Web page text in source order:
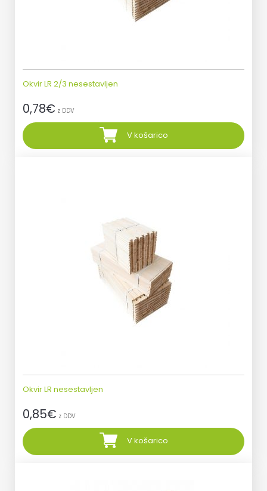
Okvir LR 2/3 nesestavljen
0,78€ z DDV
V košarico
Okvir LR nesestavljen
0,85€ z DDV
V košarico